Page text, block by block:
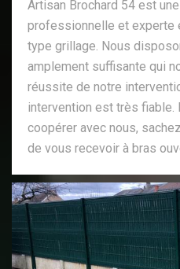
Artisan Brochard 54 est
professionnelle et experte
type grillage. Nous
amplement suffisante qui
réussite de notre
intervention est très fiable.
coopérer avec nous,
de vous recevoir à bras